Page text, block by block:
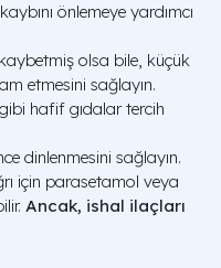
önlemeye yardımcı
olsa bile, küçük
etmesini sağlayın.
hafif gıdalar tercih
dinlenmesini sağlayın.
için parasetamol veya
Ancak, ishal ilaçları